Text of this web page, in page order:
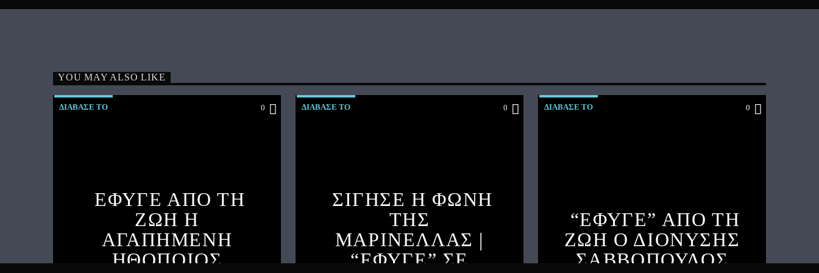
YOU MAY ALSO LIKE
ΔΙΑΒΑΣΕ ΤΟ 0
ΕΦΥΓΕ ΑΠΟ ΤΗ
ΖΩΗ Η
ΑΓΑΠΗΜΕΝΗ
ΗΘΟΠΟΙΟΣ
ΔΙΑΒΑΣΕ ΤΟ 0
ΣΙΓΗΣΕ Η ΦΩΝΗ
ΤΗΣ
ΜΑΡΙΝΕΛΛΑΣ |
“ΕΦΥΓΕ” ΣΕ
ΔΙΑΒΑΣΕ ΤΟ 0
“ΕΦΥΓΕ” ΑΠΟ ΤΗ
ΖΩΗ Ο ΔΙΟΝΥΣΗΣ
ΣΑΒΒΟΠΟΥΛΟΣ